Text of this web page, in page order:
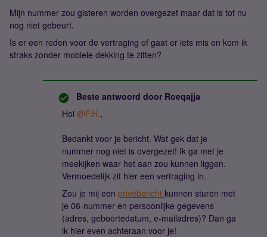
Mijn nummer zou gisteren worden overgezet maar dat is tot nu
nog niet gebeurt.
Is er een reden voor de vertraging of gaat er iets mis en kom ik
straks zonder mobiele dekking te zitten?
Beste antwoord door Roeqajja
Hoi @F.H.,
Bedankt voor je bericht. Wat gek dat je
nummer nog niet is overgezet! Ik ga met je
meekijken waar het aan zou kunnen liggen.
Vermoedelijk zit hier een vertraging in.
Zou je mij een privébericht kunnen sturen met
je 06-nummer en persoonlijke gegevens
(adres, geboortedatum, e-mailadres)? Dan ga
ik hier even achteraan voor je!